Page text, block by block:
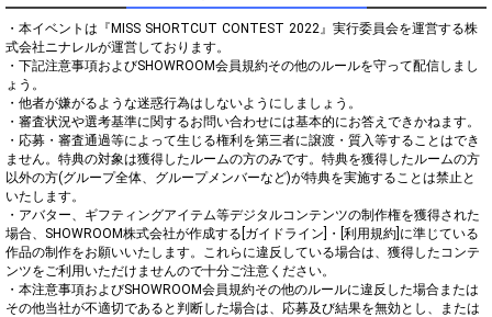
・本イベントは『MISS SHORTCUT CONTEST 2022』実行委員会を運営する株
式会社ニナレルが運営しております。
・下記注意事項およびSHOWROOM会員規約その他のルールを守って配信しまし
ょう。
・他者が嫌がるような迷惑行為はしないようにしましょう。
・審査状況や選考基準に関するお問い合わせには基本的にお答えできかねます。
・応募・審査通過等によって生じる権利を第三者に譲渡・質入等することはでき
ません。特典の対象は獲得したルームの方のみです。特典を獲得したルームの方
以外の方(グループ全体、グループメンバーなど)が特典を実施することは禁止と
いたします。
・アバター、ギフティングアイテム等デジタルコンテンツの制作権を獲得された
場合、SHOWROOM株式会社が作成する[ガイドライン]・[利用規約]に準じている
作品の制作をお願いいたします。これらに違反している場合は、獲得したコンテ
ンツをご利用いただけませんので十分ご注意ください。
・本注意事項およびSHOWROOM会員規約その他のルールに違反した場合または
その他当社が不適切であると判断した場合は、応募及び結果を無効とし、または